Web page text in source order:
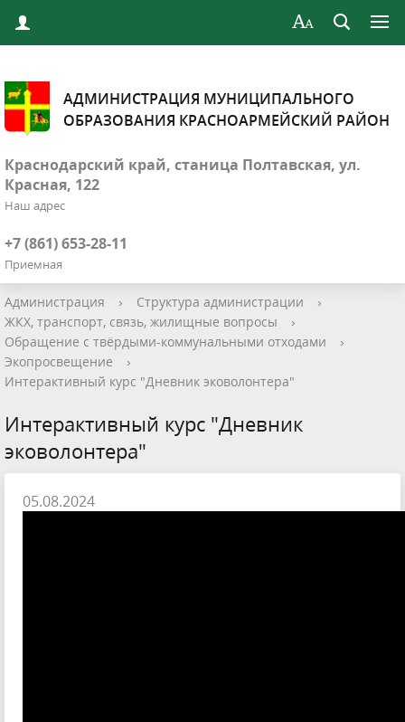
АДМИНИСТРАЦИЯ МУНИЦИПАЛЬНОГО
ОБРАЗОВАНИЯ КРАСНОАРМЕЙСКИЙ РАЙОН
Краснодарский край, станица Полтавская, ул.
Красная, 122
Наш адрес
+7 (861) 653-28-11
Приемная
Администрация › Структура администрации
›
ЖКХ, транспорт, связь, жилищные вопросы
›
Обращение с твёрдыми-коммунальными отходами
›
Экопросвещение
›
Интерактивный курс "Дневник эковолонтера"
Интерактивный курс "Дневник
эковолонтера"
05.08.2024